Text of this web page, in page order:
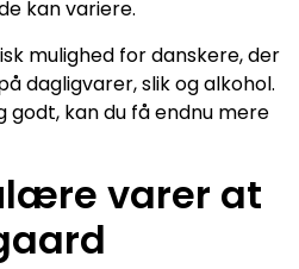
kan variere.
mulighed for danskere, der
dagligvarer, slik og alkohol.
kan du få endnu mere
varer at